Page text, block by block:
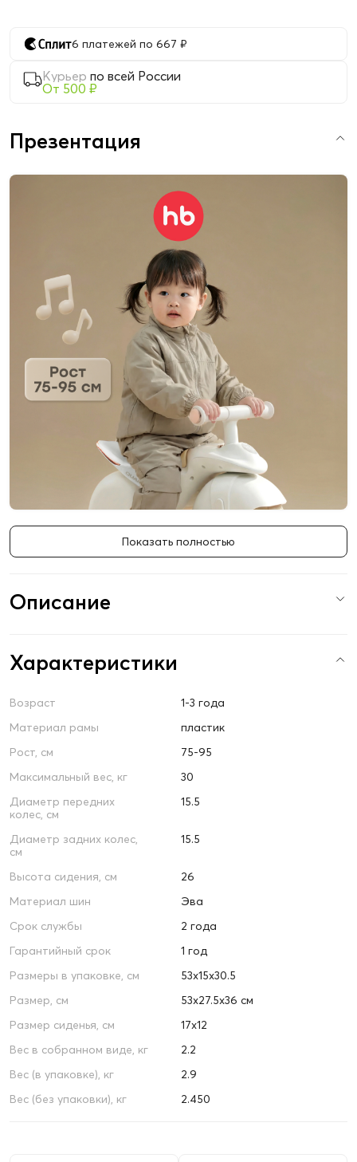
6 платежей по 667 ₽
Курьер по всей России
От 500 ₽
Презентация
Показать полностью
Описание
Характеристики
Возраст
1-3 года
Материал рамы
пластик
Рост, см
75-95
Максимальный вес, кг
30
Диаметр передних
колес, см
15.5
Диаметр задних колес,
см
15.5
Высота сидения, см
26
Материал шин
Эва
Срок службы
2 года
Гарантийный срок
1 год
Размеры в упаковке, см
53х15х30.5
Размер, см
53x27.5x36 см
Размер сиденья, см
17x12
Вес в собранном виде, кг
2.2
Вес (в упаковке), кг
2.9
Вес (без упаковки), кг
2.450